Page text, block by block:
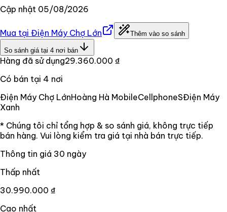
Cập nhật 05/08/2026
Mua tại Điện Máy Chợ Lớn Thêm vào so sánh
So sánh giá tại 4 nơi bán
Hàng đã sử dụng29.360.000 ₫
Có bán tại 4 nơi
Điện Máy Chợ LớnHoàng Hà MobileCellphoneSĐiện Máy
Xanh
* Chúng tôi chỉ tổng hợp & so sánh giá, không trực tiếp
bán hàng. Vui lòng kiểm tra giá tại nhà bán trực tiếp.
Thông tin giá 30 ngày
Thấp nhất
30.990.000 ₫
Cao nhất